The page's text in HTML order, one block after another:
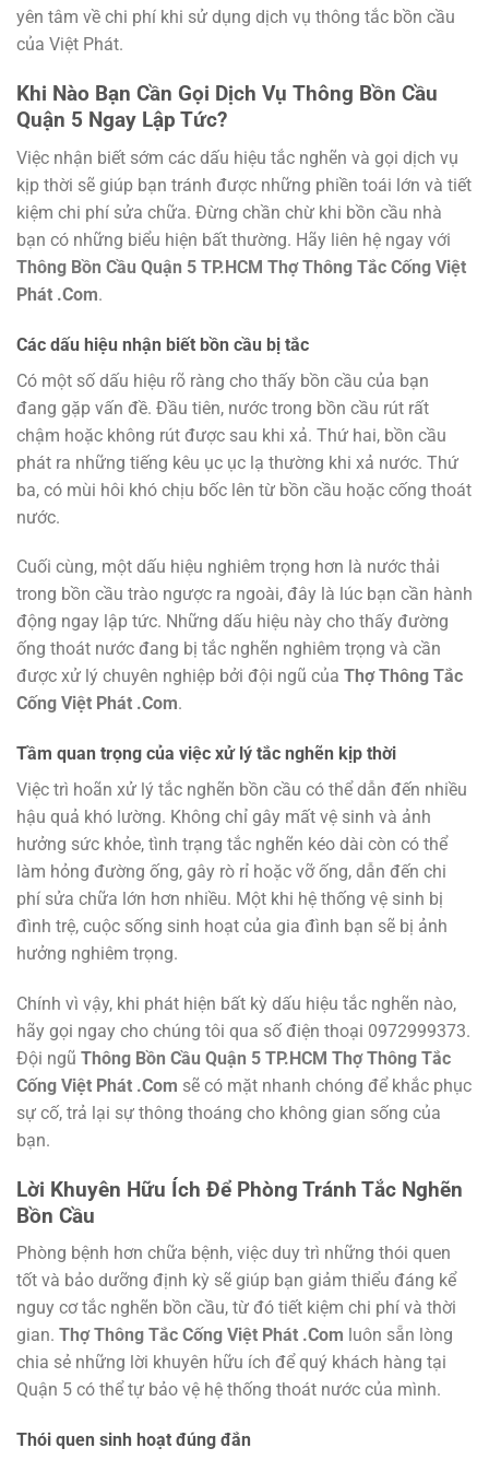
yên tâm về chi phí khi sử dụng dịch vụ thông tắc bồn cầu
của Việt Phát.
Khi Nào Bạn Cần Gọi Dịch Vụ Thông Bồn Cầu
Quận 5 Ngay Lập Tức?
Việc nhận biết sớm các dấu hiệu tắc nghẽn và gọi dịch vụ
kịp thời sẽ giúp bạn tránh được những phiền toái lớn và tiết
kiệm chi phí sửa chữa. Đừng chần chừ khi bồn cầu nhà
bạn có những biểu hiện bất thường. Hãy liên hệ ngay với
Thông Bồn Cầu Quận 5 TP.HCM Thợ Thông Tắc Cống Việt
Phát .Com.
Các dấu hiệu nhận biết bồn cầu bị tắc
Có một số dấu hiệu rõ ràng cho thấy bồn cầu của bạn
đang gặp vấn đề. Đầu tiên, nước trong bồn cầu rút rất
chậm hoặc không rút được sau khi xả. Thứ hai, bồn cầu
phát ra những tiếng kêu ục ục lạ thường khi xả nước. Thứ
ba, có mùi hôi khó chịu bốc lên từ bồn cầu hoặc cống thoát
nước.
Cuối cùng, một dấu hiệu nghiêm trọng hơn là nước thải
trong bồn cầu trào ngược ra ngoài, đây là lúc bạn cần hành
động ngay lập tức. Những dấu hiệu này cho thấy đường
ống thoát nước đang bị tắc nghẽn nghiêm trọng và cần
được xử lý chuyên nghiệp bởi đội ngũ của Thợ Thông Tắc
Cống Việt Phát .Com.
Tầm quan trọng của việc xử lý tắc nghẽn kịp thời
Việc trì hoãn xử lý tắc nghẽn bồn cầu có thể dẫn đến nhiều
hậu quả khó lường. Không chỉ gây mất vệ sinh và ảnh
hưởng sức khỏe, tình trạng tắc nghẽn kéo dài còn có thể
làm hỏng đường ống, gây rò rỉ hoặc vỡ ống, dẫn đến chi
phí sửa chữa lớn hơn nhiều. Một khi hệ thống vệ sinh bị
đình trệ, cuộc sống sinh hoạt của gia đình bạn sẽ bị ảnh
hưởng nghiêm trọng.
Chính vì vậy, khi phát hiện bất kỳ dấu hiệu tắc nghẽn nào,
hãy gọi ngay cho chúng tôi qua số điện thoại 0972999373.
Đội ngũ Thông Bồn Cầu Quận 5 TP.HCM Thợ Thông Tắc
Cống Việt Phát .Com sẽ có mặt nhanh chóng để khắc phục
sự cố, trả lại sự thông thoáng cho không gian sống của
bạn.
Lời Khuyên Hữu Ích Để Phòng Tránh Tắc Nghẽn
Bồn Cầu
Phòng bệnh hơn chữa bệnh, việc duy trì những thói quen
tốt và bảo dưỡng định kỳ sẽ giúp bạn giảm thiểu đáng kể
nguy cơ tắc nghẽn bồn cầu, từ đó tiết kiệm chi phí và thời
gian. Thợ Thông Tắc Cống Việt Phát .Com luôn sẵn lòng
chia sẻ những lời khuyên hữu ích để quý khách hàng tại
Quận 5 có thể tự bảo vệ hệ thống thoát nước của mình.
Thói quen sinh hoạt đúng đắn